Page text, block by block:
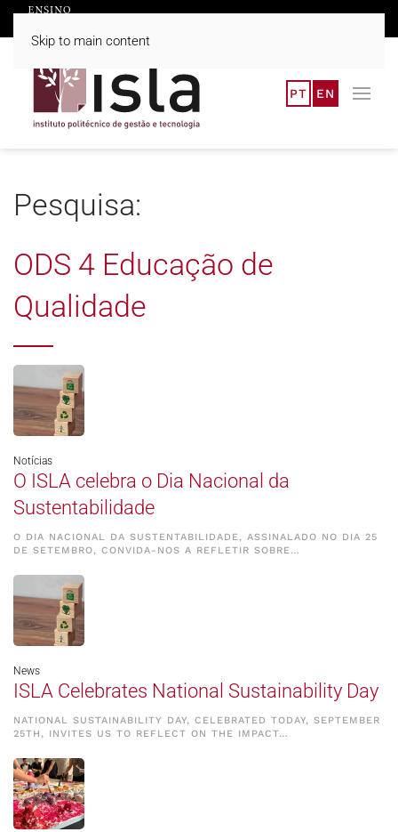
Skip to main content
PT EN
Pesquisa:
ODS 4 Educação de
Qualidade
Notícias
O ISLA celebra o Dia Nacional da
Sustentabilidade
O DIA NACIONAL DA SUSTENTABILIDADE, ASSINALADO NO DIA 25
DE SETEMBRO, CONVIDA-NOS A REFLETIR SOBRE…
News
ISLA Celebrates National Sustainability Day
NATIONAL SUSTAINABILITY DAY, CELEBRATED TODAY, SEPTEMBER
25TH, INVITES US TO REFLECT ON THE IMPACT…